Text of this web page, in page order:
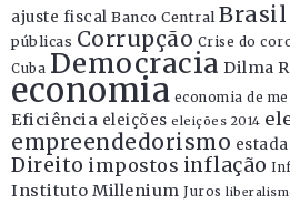
ajuste fiscal Banco Central Brasil
públicas Corrupção Crise do
Cuba Democracia Dilma
economia economia de
Eficiência eleições eleições 2014
empreendedorismo
Direito impostos inflação
Instituto Millenium Juros